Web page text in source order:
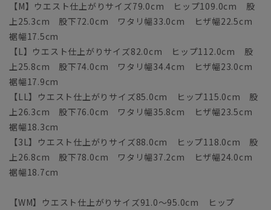
【M】ウエスト仕上がりサイズ79.0cm ヒップ109.0cm 股
上25.3cm 股下72.0cm ワタリ幅33.0cm ヒザ幅22.5cm
裾幅17.5cm
【L】ウエスト仕上がりサイズ82.0cm ヒップ112.0cm 股
上25.8cm 股下74.0cm ワタリ幅34.4cm ヒザ幅23.0cm
裾幅17.9cm
【LL】ウエスト仕上がりサイズ85.0cm ヒップ115.0cm 股
上26.3cm 股下76.0cm ワタリ幅35.8cm ヒザ幅23.5cm
裾幅18.3cm
【3L】ウエスト仕上がりサイズ88.0cm ヒップ118.0cm 股
上26.8cm 股下78.0cm ワタリ幅37.2cm ヒザ幅24.0cm
裾幅18.7cm
【WM】ウエスト仕上がりサイズ91.0～95.0cm ヒップ